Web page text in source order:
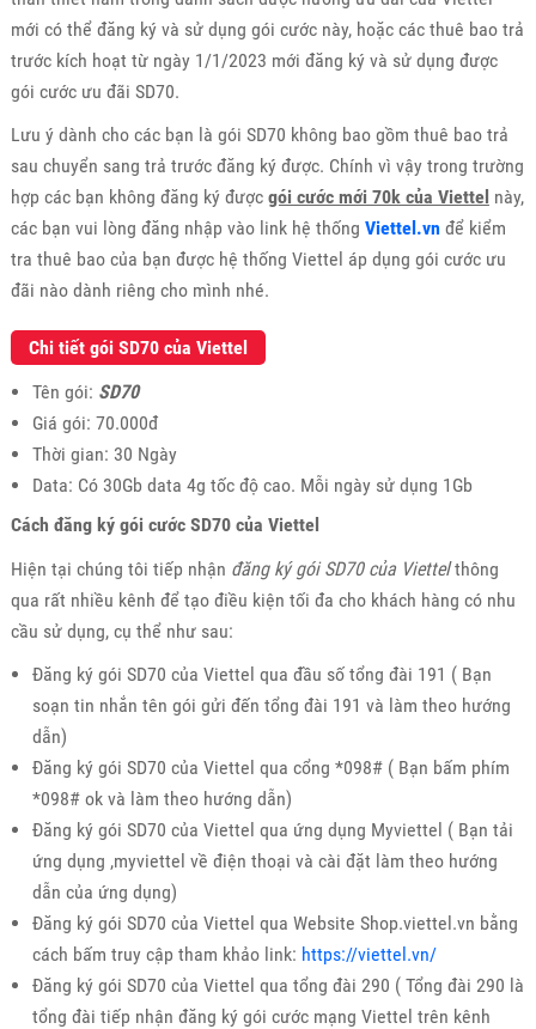
mới có thể đăng ký và sử dụng gói cước này, hoặc các thuê bao trả
trước kích hoạt từ ngày 1/1/2023 mới đăng ký và sử dụng được
gói cước ưu đãi SD70.
Lưu ý dành cho các bạn là gói SD70 không bao gồm thuê bao trả
sau chuyển sang trả trước đăng ký được. Chính vì vậy trong trường
hợp các bạn không đăng ký được gói cước mới 70k của Viettel này,
các bạn vui lòng đăng nhập vào link hệ thống Viettel.vnđể kiểm
tra thuê bao của bạn được hệ thống Viettel áp dụng gói cước ưu
đãi nào dành riêng cho mình nhé.
Chi tiết gói SD70 của Viettel
Tên gói: SD70
Giá gói: 70.000đ
Thời gian: 30 Ngày
Data: Có 30Gb data 4g tốc độ cao. Mỗi ngày sử dụng 1Gb
Cách đăng ký gói cước SD70 của Viettel
Hiện tại chúng tôi tiếp nhận đăng ký gói SD70 của Viettelthông
qua rất nhiều kênh để tạo điều kiện tối đa cho khách hàng có nhu
cầu sử dụng, cụ thể như sau:
Đăng ký gói SD70 của Viettel qua đầu số tổng đài 191 ( Bạn
soạn tin nhắn tên gói gửi đến tổng đài 191 và làm theo hướng
dẫn)
Đăng ký gói SD70 của Viettel qua cổng *098# ( Bạn bấm phím
*098# ok và làm theo hướng dẫn)
Đăng ký gói SD70 của Viettel qua ứng dụng Myviettel ( Bạn tải
ứng dụng ,myviettel về điện thoại và cài đặt làm theo hướng
dẫn của ứng dụng)
Đăng ký gói SD70 của Viettel qua Website Shop.viettel.vn bằng
cách bấm truy cập tham khảo link: https://viettel.vn/
Đăng ký gói SD70 của Viettel qua tổng đài 290 ( Tổng đài 290 là
tổng đài tiếp nhận đăng ký gói cước mạng Viettel trên kênh